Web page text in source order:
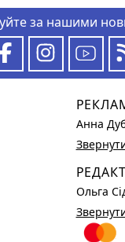
за нашими
Анна
Ольга